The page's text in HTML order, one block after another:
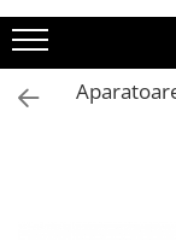
Biciclete copii
Biciclete dama
Biciclete